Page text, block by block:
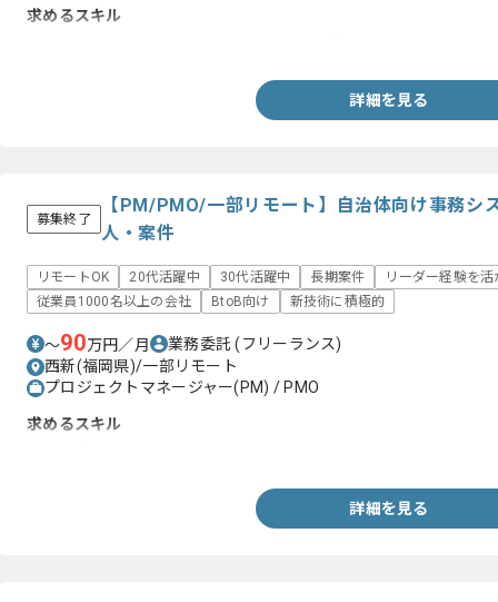
求めるスキル
詳細を見る
募集終了
【PM/PMO/一部リモート】自治体向け事務シ
人・案件
リモートOK 20代活躍中 30代活躍中 長期案件
リーダー経験を活
従業員1000名以上の会社
BtoB向け 新技術に積極的
〜90万円／月 業務委託(フリーランス)
西新(福岡県)/一部リモート
プロジェクトマネージャー(PM) / PMO
求めるスキル
詳細を見る